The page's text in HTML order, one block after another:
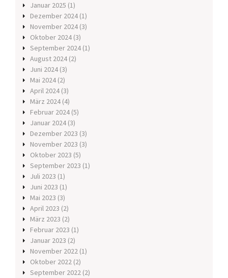
Januar 2025 (1)
Dezember 2024 (1)
November 2024 (3)
Oktober 2024 (3)
September 2024 (1)
August 2024 (2)
Juni 2024 (3)
Mai 2024 (2)
April 2024 (3)
März 2024 (4)
Februar 2024 (5)
Januar 2024 (3)
Dezember 2023 (3)
November 2023 (3)
Oktober 2023 (5)
September 2023 (1)
Juli 2023 (1)
Juni 2023 (1)
Mai 2023 (3)
April 2023 (2)
März 2023 (2)
Februar 2023 (1)
Januar 2023 (2)
November 2022 (1)
Oktober 2022 (2)
September 2022 (2)